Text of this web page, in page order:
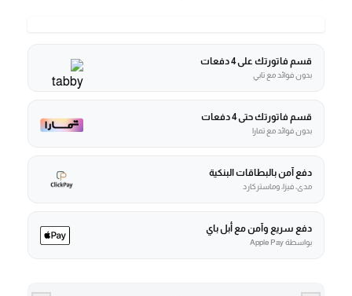
قسم فاتورتك على 4 دفعات
بدون فوائد مع تابي
قسم فاتورتك حتى 4 دفعات
بدون فوائد مع تمارا
دفع آمن بالبطاقات البنكية
مدى، فيزا، وماستركارد
دفع سريع وآمن مع أبل باي
بواسطة Apple Pay